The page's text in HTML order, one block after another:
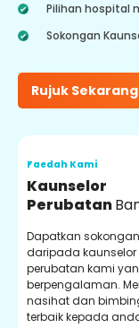
Pilihan hospital
Sokongan
Rujuk Sekarang
Faedah Kami
Kaunselor
Perubatan
Dapatkan
daripada kaunselor
perubatan kami
berpengalaman.
nasihat dan
terbaik kepada